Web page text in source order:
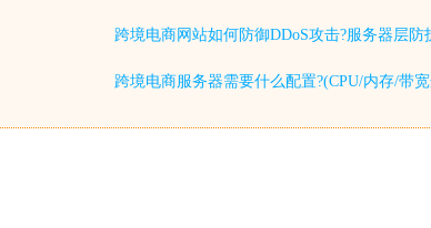
跨境电商网站如何防御DDoS攻击?服务器层防
跨境电商服务器需要什么配置?(CPU/内存/带